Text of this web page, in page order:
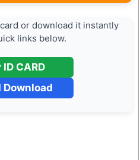
or download it instantly
links below.
CARD
Download